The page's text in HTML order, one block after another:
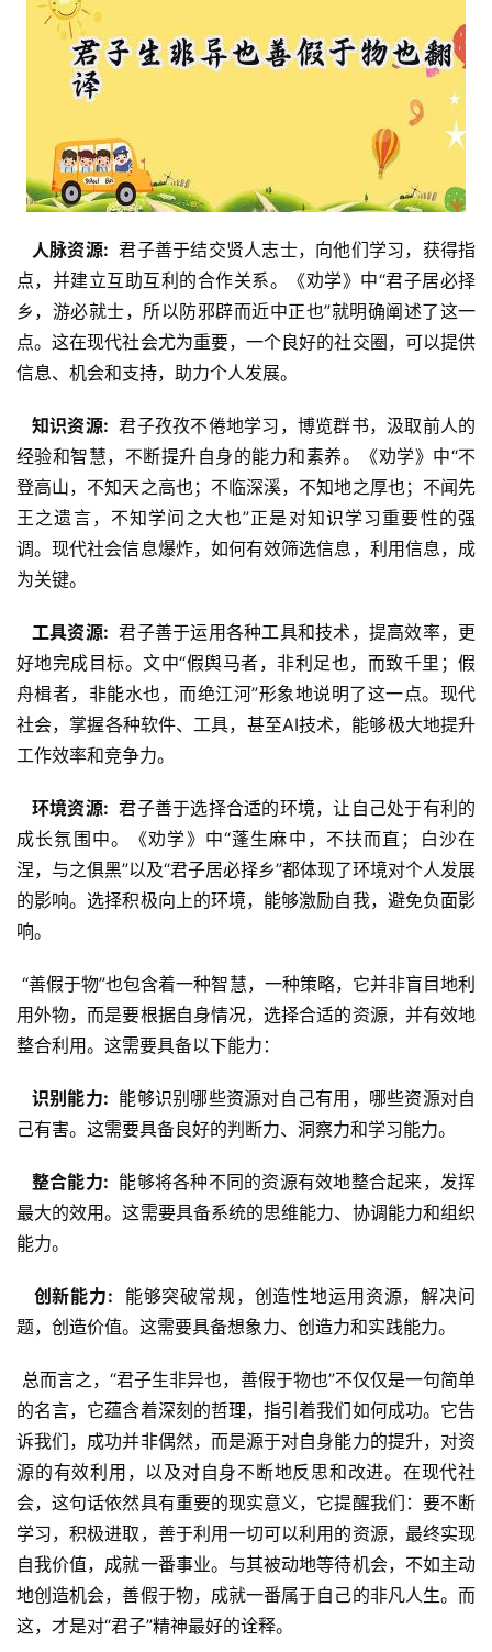
  人脉资源:
君子善于结交贤人志士，向他们学习，获得指
点，并建立互助互利的合作关系。《劝学》中“君子居必择
乡，游必就士，所以防邪辟而近中正也”就明确阐述了这一
点。这在现代社会尤为重要，一个良好的社交圈，可以提供
信息、机会和支持，助力个人发展。
  知识资源:
君子孜孜不倦地学习，博览群书，汲取前人的
经验和智慧，不断提升自身的能力和素养。《劝学》中“不
登高山，不知天之高也；不临深溪，不知地之厚也；不闻先
王之遗言，不知学问之大也”正是对知识学习重要性的强
调。现代社会信息爆炸，如何有效筛选信息，利用信息，成
为关键。
  工具资源:
君子善于运用各种工具和技术，提高效率，更
好地完成目标。文中“假舆马者，非利足也，而致千里；假
舟楫者，非能水也，而绝江河”形象地说明了这一点。现代
社会，掌握各种软件、工具，甚至AI技术，能够极大地提升
工作效率和竞争力。
  环境资源:
君子善于选择合适的环境，让自己处于有利的
成长氛围中。《劝学》中“蓬生麻中，不扶而直；白沙在
涅，与之俱黑”以及“君子居必择乡”都体现了环境对个人发展
的影响。选择积极向上的环境，能够激励自我，避免负面影
响。
“善假于物”也包含着一种智慧，一种策略，它并非盲目地利
用外物，而是要根据自身情况，选择合适的资源，并有效地
整合利用。这需要具备以下能力：
  识别能力:
能够识别哪些资源对自己有用，哪些资源对自
己有害。这需要具备良好的判断力、洞察力和学习能力。
  整合能力:
能够将各种不同的资源有效地整合起来，发挥
最大的效用。这需要具备系统的思维能力、协调能力和组织
能力。
  创新能力:
能够突破常规，创造性地运用资源，解决问
题，创造价值。这需要具备想象力、创造力和实践能力。
的名言，它蕴含着深刻的哲理，指引着我们如何成功。它告
诉我们，成功并非偶然，而是源于对自身能力的提升，对资
源的有效利用，以及对自身不断地反思和改进。在现代社
会，这句话依然具有重要的现实意义，它提醒我们：要不断
学习，积极进取，善于利用一切可以利用的资源，最终实现
自我价值，成就一番事业。与其被动地等待机会，不如主动
地创造机会，善假于物，成就一番属于自己的非凡人生。而
这，才是对“君子”精神最好的诠释。